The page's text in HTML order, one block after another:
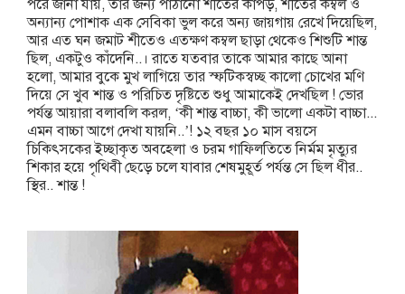
পরে জানা যায়, তার জন্য পাঠানো শীতের কাপড়, শীতের কম্বল ও
অন্যান্য পোশাক এক সেবিকা ভুল করে অন্য জায়গায় রেখে দিয়েছিল,
আর এত ঘন জমাট শীতেও এতক্ষণ কম্বল ছাড়া থেকেও শিশুটি শান্ত
ছিল, একটুও কাঁদেনি..। রাতে যতবার তাকে আমার কাছে আনা
হলো, আমার বুকে মুখ লাগিয়ে তার স্ফটিকস্বচ্ছ কালো চোখের মণি
দিয়ে সে খুব শান্ত ও পরিচিত দৃষ্টিতে শুধু আমাকেই দেখছিল ! ভোর
পর্যন্ত আয়ারা বলাবলি করল, ‘কী শান্ত বাচ্চা, কী ভালো একটা বাচ্চা...
এমন বাচ্চা আগে দেখা যায়নি..’! ১২ বছর ১০ মাস বয়সে
চিকিৎসকের ইচ্ছাকৃত অবহেলা ও চরম গাফিলতিতে নির্মম মৃত্যুর
শিকার হয়ে পৃথিবী ছেড়ে চলে যাবার শেষমুহূর্ত পর্যন্ত সে ছিল ধীর..
স্থির.. শান্ত !